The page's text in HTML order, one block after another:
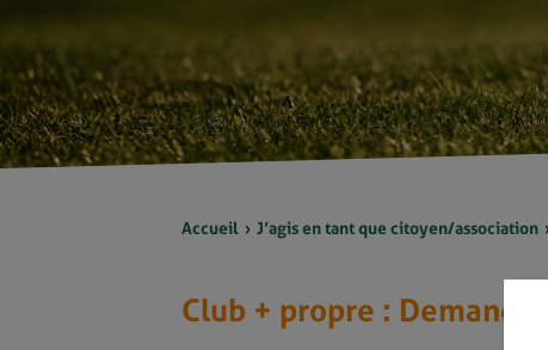
Accueil J’agis en tant que citoyen/association
Club + propre : Demande